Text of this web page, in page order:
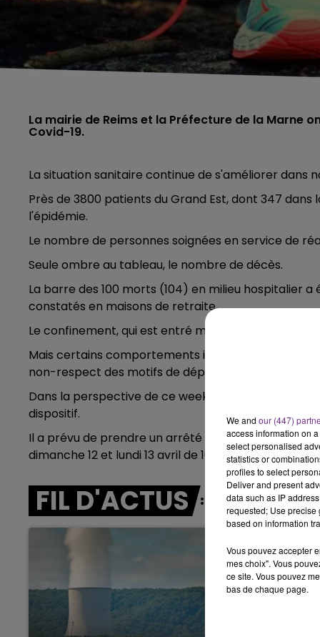
LE WEEK-END
La mairie de Reims et la Préfecture de la Marne
Covid-19.
La situation sanitaire continue de s'améliorer dans
Près de 3800 patients du Grand Est, dont 347
l'épidémie.
Le nombre de personnes soignées en service de
Seule ombre au tableau, le nombre de décès.
La barre des 100 morts (104) en milieu hospitalier
constatés en maisons de retraite.
Le confinement, qui est entré mardi dans sa
Mais certains comportements inquiètent les
non-respect des motifs de déplacement reste
Dans la perspective de ce week-end prolongé et
dispositif.
Il a prévu de prendre un arrêté pour interdire la
dimanche 12 et lundi 13 avril de 10 à 19h sur la ville de
FIL D'ACTUS
We and our (447)
access information on
select personalised
statistics or
profiles to select
Deliver and present
data such as IP
requested; Use precise
based on information
Vous pouvez accepter
mes choix". Vous
ce site. Vous pouvez
bas de chaque page.